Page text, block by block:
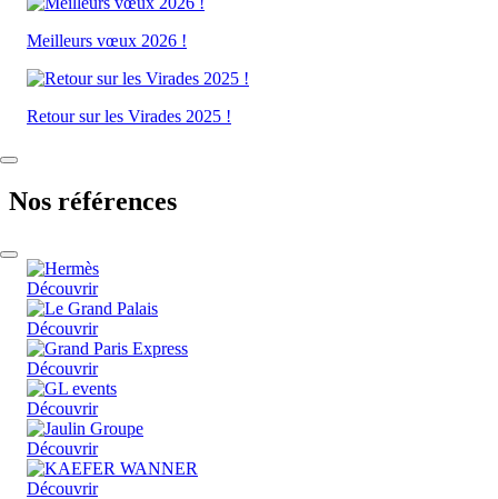
Meilleurs vœux 2026 !
Retour sur les Virades 2025 !
Nos références
Découvrir
Découvrir
Découvrir
Découvrir
Découvrir
Découvrir